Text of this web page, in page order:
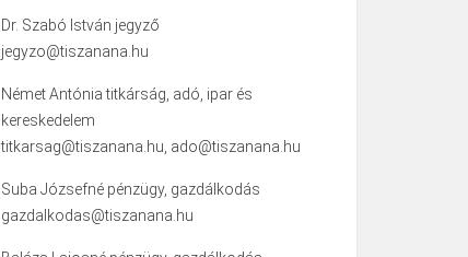
Dr. Szabó István jegyző
jegyzo@tiszanana.hu
Német Antónia titkárság, adó, ipar és
kereskedelem
titkarsag@tiszanana.hu, ado@tiszanana.hu
Suba Józsefné pénzügy, gazdálkodás
gazdalkodas@tiszanana.hu